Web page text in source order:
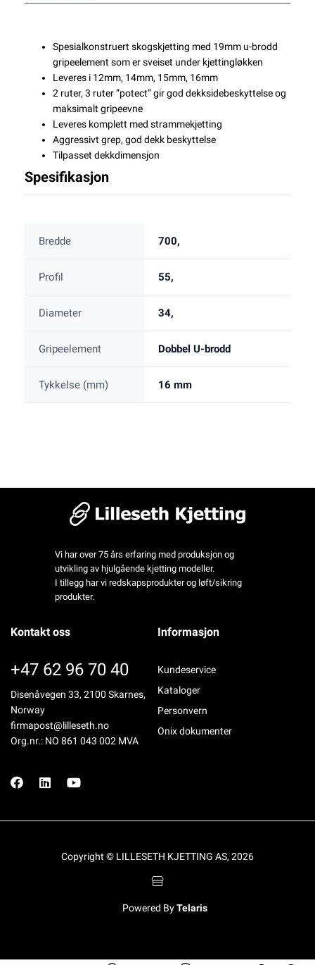
Spesialkonstruert skogskjetting med 19mm u-brodd
gripeelement som er sveiset under kjettingløkken
Leveres i 12mm, 14mm, 15mm, 16mm
2 ruter, 3 ruter ”potect” gir god dekksidebeskyttelse og
maksimalt gripeevne
Leveres komplett med strammekjetting
Aggressivt grep, god dekk beskyttelse
Tilpasset dekkdimensjon
Spesifikasjon
Bredde 700,
Profil 55,
Diameter 34,
Gripeelement Dobbel U-brodd
Tykkelse (mm) 16 mm
Vi har over 75 års erfaring med produksjon og
utvikling av hjulgående kjetting modeller.
I tillegg har vi redskapsprodukter og løft/sikring
produkter.
Kontakt oss
+47 62 96 70 40
Disenåvegen 33, 2100 Skarnes,
Norway
firmapost@lilleseth.no
Org.nr.: NO 861 043 002 MVA
Informasjon
Kundeservice
Kataloger
Personvern
Onix dokumenter
Copyright © LILLESETH KJETTING AS, 2026
Powered ByTelaris